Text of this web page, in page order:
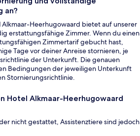
an?
Alkmaar-Heerhugowaard bietet auf unserer
erstattungsfähige Zimmer. Wenn du einen
Zimmertarif gebucht hast,
Tage vor deiner Anreise stornieren, je
der Unterkunft. Die genauen
Bedingungen der jeweiligen Unterkunft
Stornierungsrichtlinie.
Hotel Alkmaar-Heerhugowaard
nicht gestattet, Assistenztiere sind jedoch